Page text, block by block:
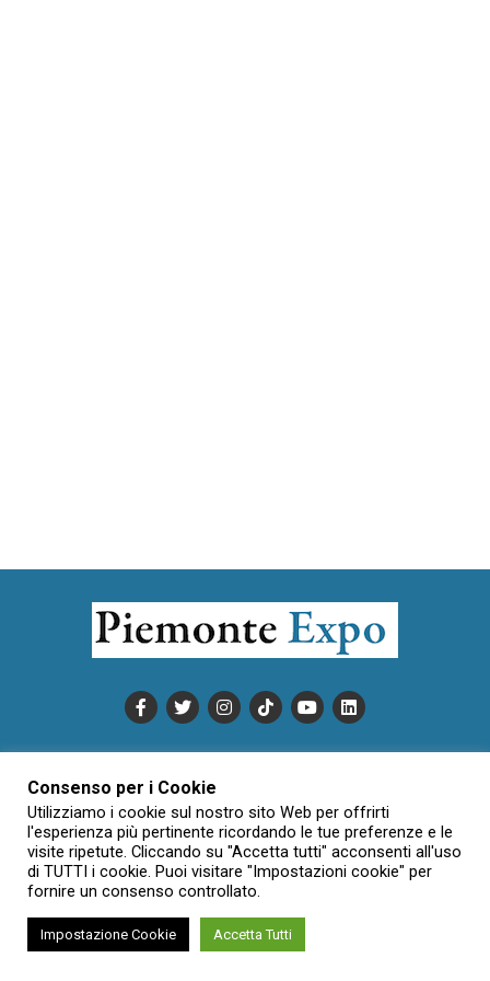
INFORMATIVA SULLA PRIVACY
CONDIZIONI DI UTILIZZO
DATI SOCIETARI
NOVAJO
CREDITS
CONTATTTI
Creative Commons Attribuzione - Non commerciale - Non opere
derivate 3.0 Italia (CC BY-NC-ND 3.0 IT)
Consenso per i Cookie
Utilizziamo i cookie sul nostro sito Web per offrirti
l'esperienza più pertinente ricordando le tue preferenze e le
visite ripetute. Cliccando su "Accetta tutti" acconsenti all'uso
di TUTTI i cookie. Puoi visitare "Impostazioni cookie" per
fornire un consenso controllato.
Impostazione Cookie Accetta Tutti